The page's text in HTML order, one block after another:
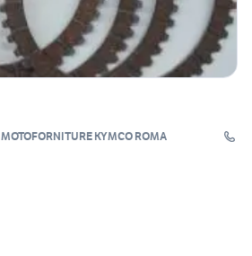
NAPOLEONI MOTOFORNITURE KYMCO ROMA